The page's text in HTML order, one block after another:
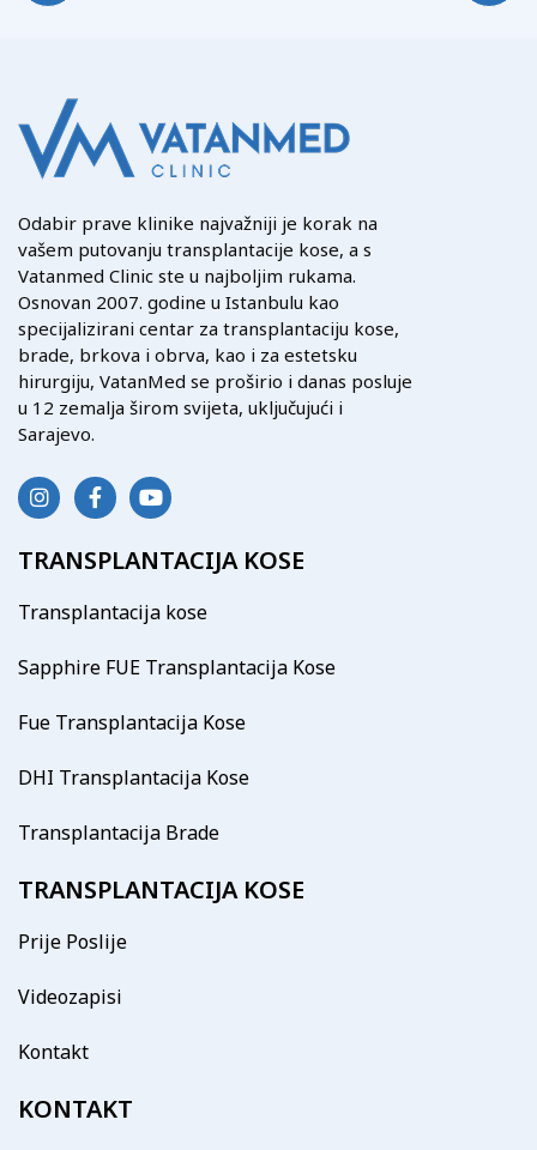
Odabir prave klinike najvažniji je korak na
vašem putovanju transplantacije kose, a s
Vatanmed Clinic ste u najboljim rukama.
Osnovan 2007. godine u Istanbulu kao
specijalizirani centar za transplantaciju kose,
brade, brkova i obrva, kao i za estetsku
hirurgiju, VatanMed se proširio i danas posluje
u 12 zemalja širom svijeta, uključujući i
Sarajevo.
TRANSPLANTACIJA KOSE
Transplantacija kose
Sapphire FUE Transplantacija Kose
Fue Transplantacija Kose
DHI Transplantacija Kose
Transplantacija Brade
TRANSPLANTACIJA KOSE
Prije Poslije
Videozapisi
Kontakt
KONTAKT